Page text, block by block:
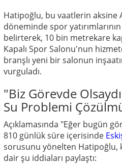
Hatipoğlu, bu vaatlerin aksine
döneminde spor yatırımlarının
belirterek, 10 bin metrekare
Kapalı Spor Salonu'nun
branşlı yeni bir salonun
vurguladı.
"Biz Görevde
Su Problemi
Açıklamasında "Eğer bugün
810 günlük süre içerisinde
sorusunu yönelten Hatipoğlu,
dair şu iddiaları paylaştı: